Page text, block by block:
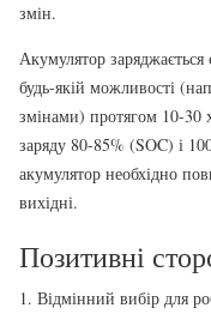
змін.
Акумулятор
будь-якій можливості
змінами) протягом 10-30
заряду 80-85% (SOC) і
акумулятор необхідно
вихідні.
Позитивні
1. Відмінний вибір для